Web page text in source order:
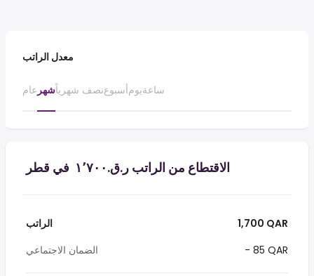
معدل الراتب
عام شهرنصف شهرياًأسبوعيومساعة
الاقتطاع من الراتب ر.ق.‏١٬٧٠٠ ‏ في قطر
الراتب
1,700 QAR
الضمان الاجتماعي
- 85 QAR